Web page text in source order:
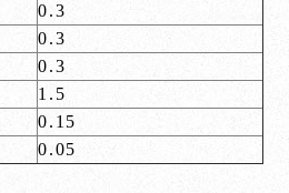
0.3
0.3
0.3
1.5
0.15
0.05